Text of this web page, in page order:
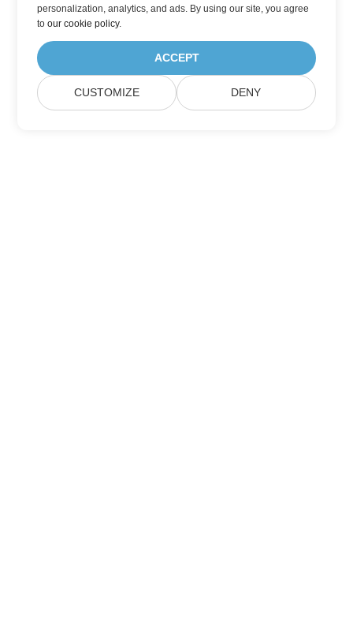
personalization, analytics, and ads. By using our site, you agree
toour cookie policy.
ACCEPT
CUSTOMIZE DENY